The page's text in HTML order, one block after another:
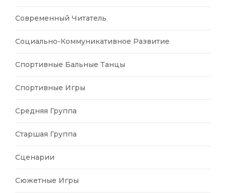
Современный Читатель
Социально-Коммуникативное Развитие
Спортивные Бальные Танцы
Спортивные Игры
Средняя Группа
Старшая Группа
Сценарии
Сюжетные Игры